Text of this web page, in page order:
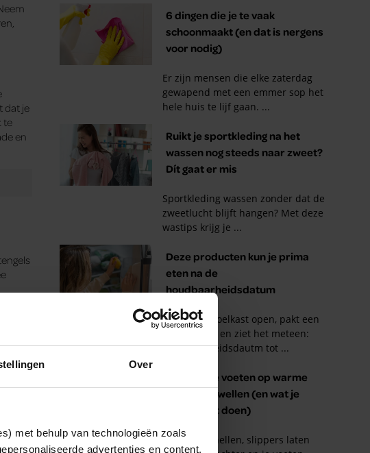
Over
met behulp van technologieën zoals
advertenties en content,
dat je
te
en
Zo